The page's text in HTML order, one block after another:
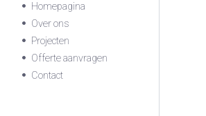
Homepagina
Over ons
Projecten
Offerte aanvragen
Contact